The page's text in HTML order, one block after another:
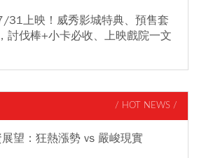
31上映！威秀影城特典、預售套
討伐棒+小卡必收、上映戲院一文
/ HOT NEWS /
望：狂熱漲勢 vs 嚴峻現實